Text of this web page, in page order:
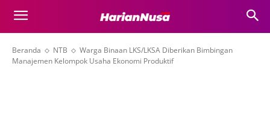
Beranda NTB
Warga Binaan LKS/LKSA Diberikan Bimbingan
Manajemen Kelompok Usaha Ekonomi Produktif